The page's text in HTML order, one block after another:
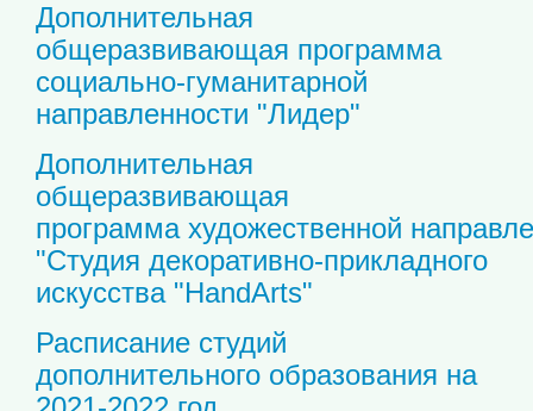
Дополнительная
общеразвивающая программа
социально-гуманитарной
направленности "Лидер"
Дополнительная
общеразвивающая
программа художественной
"Студия декоративно-прикладного
искусства "HandArts"
Расписание студий
дополнительного образования на